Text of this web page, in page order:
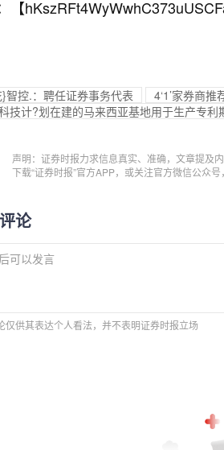
【
智控.：聘任证券事务代表
4‘1’家券商
技计?划在建的马来西亚基地用于生产专利
声明：证券时报力求信息真实、准确，文章提及
下载“证券时报”官方APP，或关注官方微信公众
论
后可以发言
仅供其表达个人看法，并不表明证券时报立场